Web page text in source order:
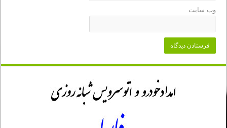
وب‌ سایت